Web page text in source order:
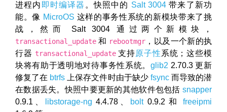
进程内 即时编译器 。快照中的 Salt 3004 带来了新功
能。像 MicroOS 这样的事务性系统的新模块带来了挑
战，然而 Salt 3004 通过两个新模块，
transactional_update 和 rebootmgr ，以及一个新的执
行器 transactional_update支持原子性系统；这些模
块将有助于透明地对待事务性系统。 glib2 2.70.3 更新
修复了在 btrfs 上保存文件时由于缺少 fsync而导致的潜
在数据丢失。快照中要更新的其他软件包包括 snapper
0.9.1、
libstorage-ng 4.4.78、 bolt0.9.2 和freeipmi